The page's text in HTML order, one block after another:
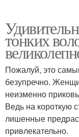
тонких
Пожалуй, это
безупречно.
неизменно
Ведь на короткую
лишенные
привлекательно.